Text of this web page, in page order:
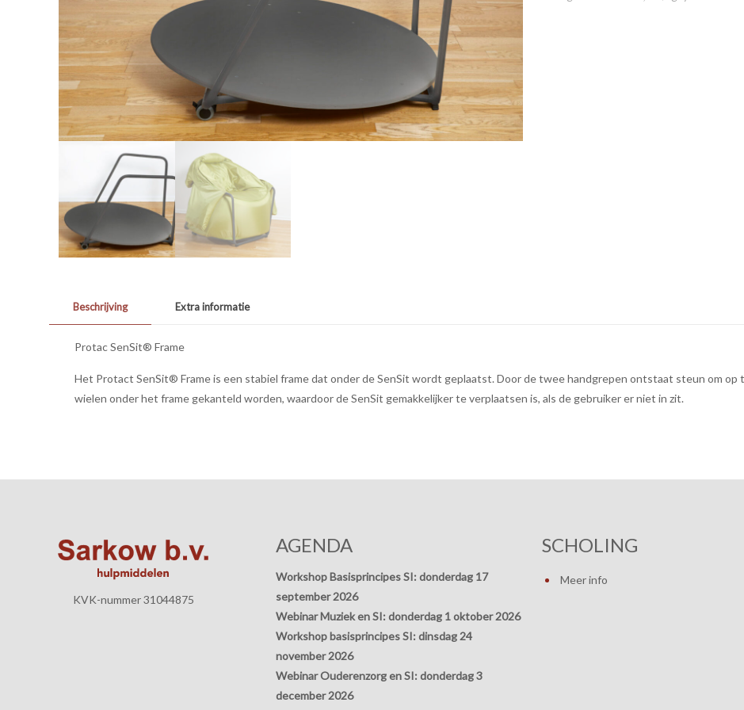
Beschrijving Extra informatie
Protac SenSit® Frame
Het Protact SenSit® Frame is een stabiel frame dat onder de SenSit wordt geplaatst. Door de twee handgrepen ontstaat steun om op
wielen onder het frame gekanteld worden, waardoor de SenSit gemakkelijker te verplaatsen is, als de gebruiker er niet in zit.
KVK-nummer 31044875
AGENDA
Workshop Basisprincipes SI: donderdag 17
september 2026
Webinar Muziek en SI: donderdag 1 oktober 2026
Workshop basisprincipes SI: dinsdag 24
november 2026
Webinar Ouderenzorg en SI: donderdag 3
december 2026
SCHOLING
Meer info